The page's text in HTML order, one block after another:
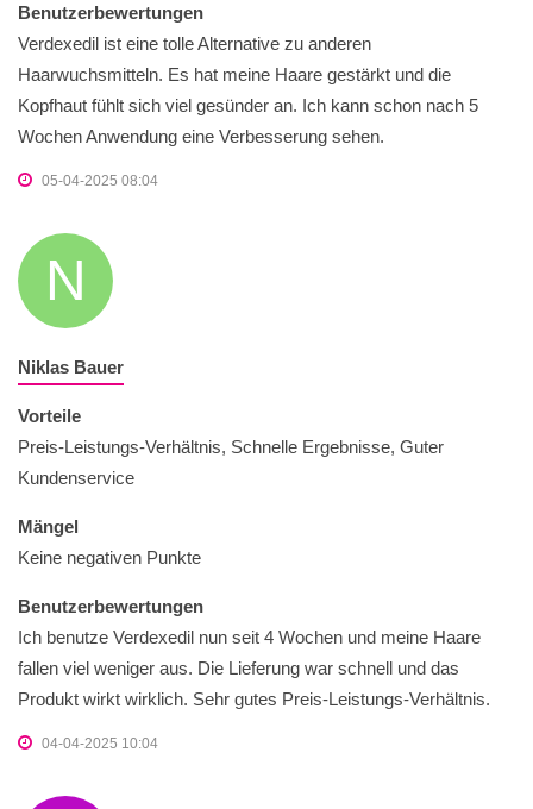
Benutzerbewertungen
Verdexedil ist eine tolle Alternative zu anderen
Haarwuchsmitteln. Es hat meine Haare gestärkt und die
Kopfhaut fühlt sich viel gesünder an. Ich kann schon nach 5
Wochen Anwendung eine Verbesserung sehen.
05-04-2025 08:04
N
Niklas Bauer
Vorteile
Preis-Leistungs-Verhältnis, Schnelle Ergebnisse, Guter
Kundenservice
Mängel
Keine negativen Punkte
Benutzerbewertungen
Ich benutze Verdexedil nun seit 4 Wochen und meine Haare
fallen viel weniger aus. Die Lieferung war schnell und das
Produkt wirkt wirklich. Sehr gutes Preis-Leistungs-Verhältnis.
04-04-2025 10:04